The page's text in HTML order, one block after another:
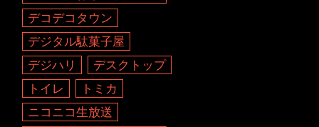
デコデコタウン
デジタル駄菓子屋
デジハリ
デスクトップ
トイレ
トミカ
ニコニコ生放送